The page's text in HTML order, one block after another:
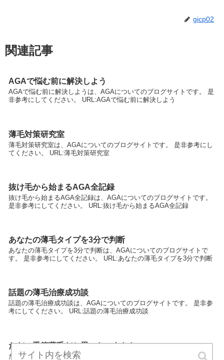
gicp02
関連記事
AGAで悩む前に解決しよう
AGAで悩む前に解決しようは、AGAについてのブログサイトです。 是
非参考にしてください。 URL:AGAで悩む前に解決しよう
薄毛対策研究室
薄毛対策研究室は、AGAについてのブログサイトです。 是非参考にし
てください。 URL:薄毛対策研究室
抜け毛から始まるAGA全記録
抜け毛から始まるAGA全記録は、AGAについてのブログサイトです。
是非参考にしてください。 URL:抜け毛から始まるAGA全記録
あなたの薄毛タイプを3分で判断
あなたの薄毛タイプを3分で判断は、AGAについてのブログサイトで
す。 是非参考にしてください。 URL:あなたの薄毛タイプを3分で判断
話題の薄毛治療成功談
話題の薄毛治療成功談は、AGAについてのブログサイトです。 是非参
考にしてください。 URL:話題の薄毛治療成功談
ただの季節薄毛だと思いたいあなたへ
ただの季節薄毛だと思いたいあなたへは、AGAについてのブログサイ